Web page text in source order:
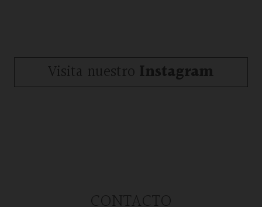
Visita nuestro Instagram